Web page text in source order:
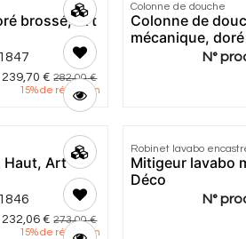
brossé, Art
239,70 € 282,00€
15% de réduction
Colonne de douche
Colonne de
mécanique,
N°
Haut, Art
232,06 € 273,00€
15% de réduction
Robinet lavabo
Mitigeur lavabo
Déco
N°